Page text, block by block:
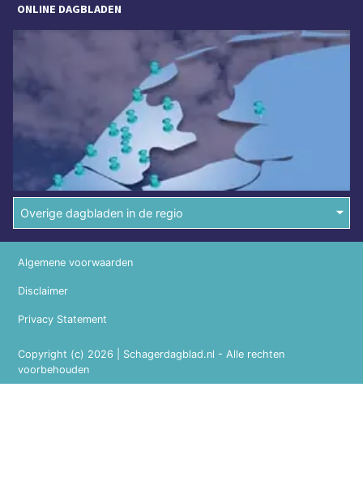
ONLINE DAGBLADEN
Overige dagbladen in de regio
Copyright (c) 2026 | Schagerdagblad.nl - Alle rechten
voorbehouden
Algemene voorwaarden
Disclaimer
Privacy Statement